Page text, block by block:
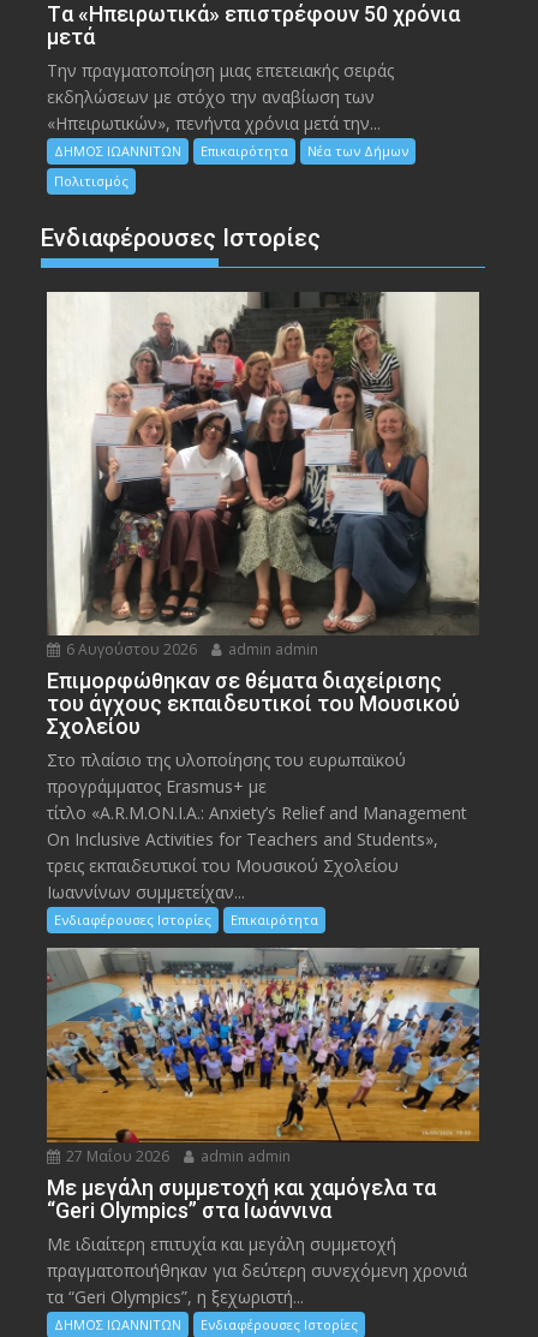
Tα «Ηπειρωτικά» επιστρέφουν 50 χρόνια
μετά
Την πραγματοποίηση μιας επετειακής σειράς
εκδηλώσεων με στόχο την αναβίωση των
«Ηπειρωτικών», πενήντα χρόνια μετά την...
ΔΗΜΟΣ ΙΩΑΝΝΙΤΩΝ Επικαιρότητα
Νέα των Δήμων
Πολιτισμός
Ενδιαφέρουσες Ιστορίες
6 Αυγούστου 2026 admin admin
Eπιμορφώθηκαν σε θέματα διαχείρισης
του άγχους εκπαιδευτικοί του Μουσικού
Σχολείου
Στο πλαίσιο της υλοποίησης του ευρωπαϊκού
προγράμματος Erasmus+ με
τίτλο «A.R.M.ON.I.A.: Anxiety’s Relief and Management
On Inclusive Activities for Teachers and Students»,
τρεις εκπαιδευτικοί του Μουσικού Σχολείου
Ιωαννίνων συμμετείχαν...
Ενδιαφέρουσες Ιστορίες Επικαιρότητα
27 Μαΐου 2026 admin admin
Με μεγάλη συμμετοχή και χαμόγελα τα
“Geri Olympics” στα Ιωάννινα
Με ιδιαίτερη επιτυχία και μεγάλη συμμετοχή
πραγματοποιήθηκαν για δεύτερη συνεχόμενη χρονιά
τα “Geri Olympics”, η ξεχωριστή...
ΔΗΜΟΣ ΙΩΑΝΝΙΤΩΝ Ενδιαφέρουσες Ιστορίες